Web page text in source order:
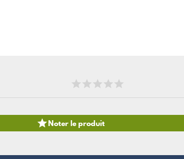
Noter le produit